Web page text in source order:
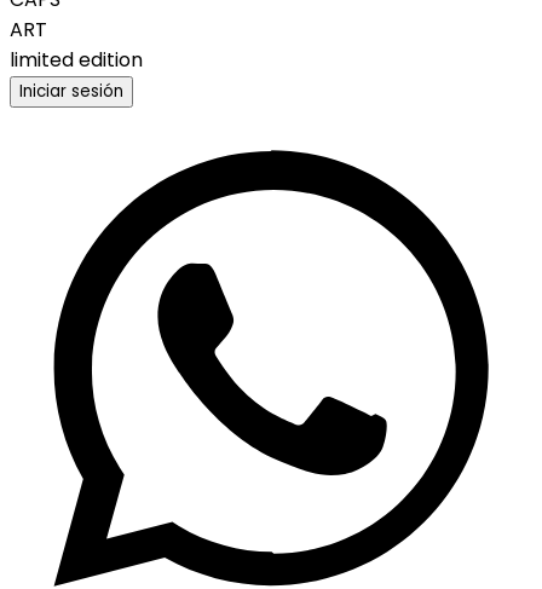
ART
limited edition
Iniciar sesión